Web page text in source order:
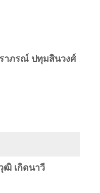
าภรณ์ ปทุมสินวงศ์
เกิดนาวี